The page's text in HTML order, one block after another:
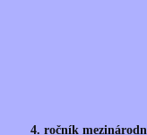
4. ročník